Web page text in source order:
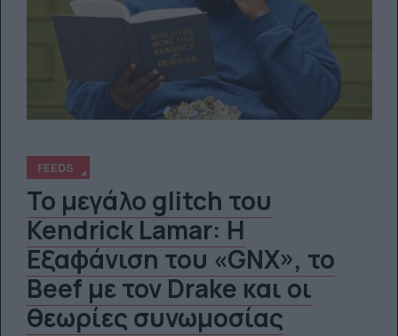
FEEDS
Το μεγάλο glitch του
Kendrick Lamar: Η
Εξαφάνιση του «GNX», το
Beef με τον Drake και οι
θεωρίες συνωμοσίας